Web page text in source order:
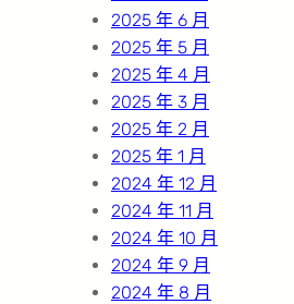
2025 年 6 月
2025 年 5 月
2025 年 4 月
2025 年 3 月
2025 年 2 月
2025 年 1 月
2024 年 12 月
2024 年 11 月
2024 年 10 月
2024 年 9 月
2024 年 8 月